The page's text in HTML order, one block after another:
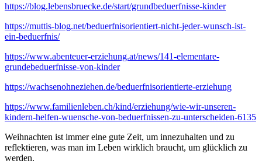
https://blog.lebensbruecke.de/start/grundbeduerfnisse-kinder
https://muttis-blog.net/beduerfnisorientiert-nicht-jeder-wunsch-ist-
ein-beduerfnis/
https://www.abenteuer-erziehung.at/news/141-elementare-
grundebeduerfnisse-von-kinder
https://wachsenohneziehen.de/beduerfnisorientierte-erziehung
https://www.familienleben.ch/kind/erziehung/wie-wir-unseren-
kindern-helfen-wuensche-von-beduerfnissen-zu-unterscheiden-6135
Weihnachten ist immer eine gute Zeit, um innezuhalten und zu
reflektieren, was man im Leben wirklich braucht, um glücklich zu
werden.